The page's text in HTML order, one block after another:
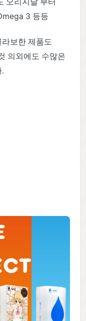
3 등등
보한 제품도
의외에도 수많은